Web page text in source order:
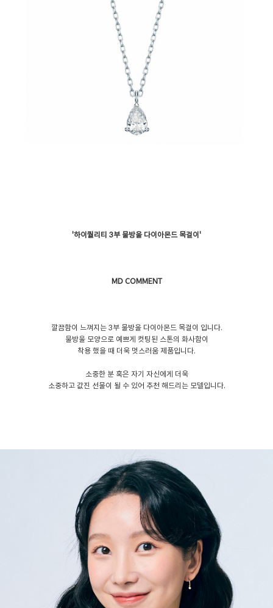
'하이퀄리티 3부 물방울 다이아몬드 목걸이'
MD COMMENT
깔끔함이 느껴지는 3부 물방울 다이아몬드 목걸이 입니다.
물방울 모양으로 예쁘게 컷팅된 스톤의 화사함이
착용 했을 때 더욱 멋스러움 제품입니다.
소중한 분 혹은 자기 자신에게 더욱
소중하고 값진 선물이 될 수 있어 추천 해드리는 모델입니다.